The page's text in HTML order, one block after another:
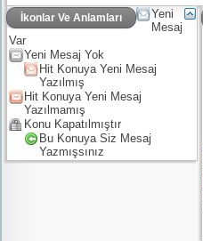
İkonlar Ve Anlamları
Yeni
Mesaj
Var
Yeni Mesaj Yok
Hit Konuya Yeni Mesaj
Yazılmış
Hit Konuya Yeni Mesaj
Yazılmamış
Konu Kapatılmıştır
Bu Konuya Siz Mesaj
Yazmışsınız